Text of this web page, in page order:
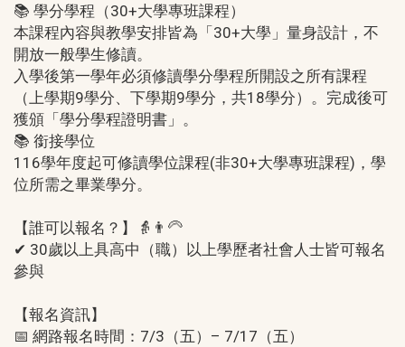
📚 學分學程（30+大學專班課程）
本課程內容與教學安排皆為「30+大學」量身設計，不
開放一般學生修讀。
入學後第一學年必須修讀學分學程所開設之所有課程
（上學期9學分、下學期9學分，共18學分）。完成後可
獲頒「學分學程證明書」。
📚 銜接學位
116學年度起可修讀學位課程(非30+大學專班課程)，學
位所需之畢業學分。
【誰可以報名？】👵👨‍🦳
✔ 30歲以上具高中（職）以上學歷者社會人士皆可報名
參與
【報名資訊】
📅 網路報名時間：7/3（五）– 7/17（五）